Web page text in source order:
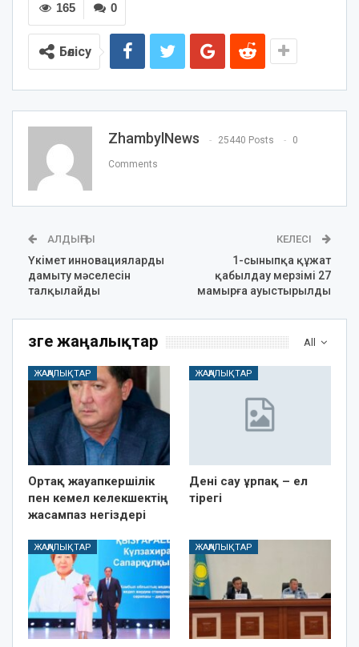
0
165
Бөлісу
ZhambylNews 25440 Posts 0
Comments
АЛДЫҢҒЫ
Үкімет инновацияларды
дамыту мәселесін
талқылайды
КЕЛЕСІ
1-сыныпқа құжат
қабылдау мерзімі 27
мамырға ауыстырылды
All
Өзге жаңалықтар
ЖАҢАЛЫҚТАР
Ортақ жауапкершілік
пен кемел келекшектің
жасампаз негіздері
ЖАҢАЛЫҚТАР
Дені сау ұрпақ – ел
тірегі
ЖАҢАЛЫҚТАР ЖАҢАЛЫҚТАР